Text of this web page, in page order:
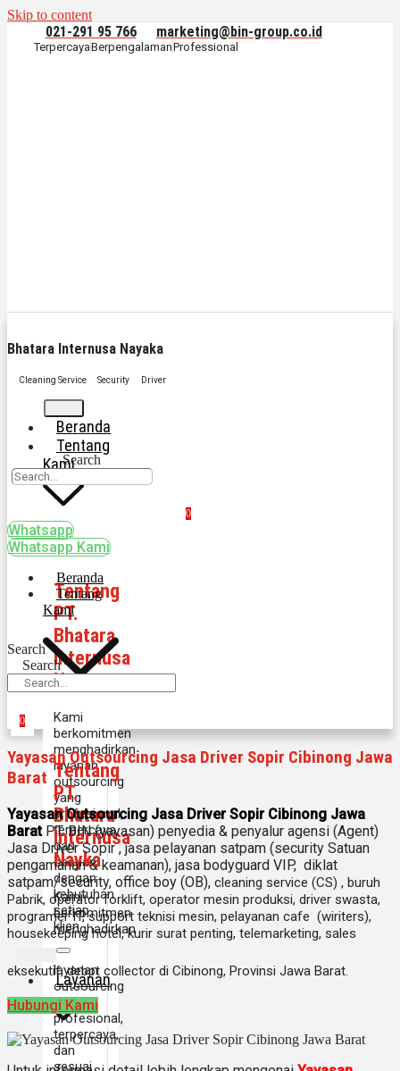
Skip to content
021-291 95 766 marketing@bin-group.co.id
TerpercayaBerpengalamanProfessional
Bhatara Internusa Nayaka
Cleaning Service Security Driver
Beranda
Tentang
Kami
Tentang
PT.
Bhatara
Internusa
Nayka
Kami
berkomitmen
menghadirkan
layanan
outsourcing
yang
profesional,
terpercaya,
dan
sesuai
dengan
kebutuhan
setiap
klien.
Layanan
Search
0
Whatsapp
Whatsapp Kami
Beranda
Tentang
Kami
Tentang
PT.
Bhatara
Internusa
Nayka
Kami
berkomitmen
menghadirkan
layanan
outsourcing
yang
profesional,
terpercaya,
dan
sesuai
Search
Search
0
Yayasan Outsourcing Jasa Driver Sopir Cibinong Jawa
Barat
Yayasan Outsourcing Jasa Driver Sopir Cibinong Jawa
BaratPT. BIN (yayasan) penyedia & penyalur agensi (Agent)
Jasa Driver Sopir , jasa pelayanan satpam (security Satuan
pengamanan & keamanan), jasa bodyguard VIP, diklat
satpam/security, office boy (OB), cleaning service (CS) , buruh
Pabrik, operator forklift, operator mesin produksi, driver swasta,
programer IT, support teknisi mesin, pelayanan cafe (wiriters),
housekeeping hotel, kurir surat penting, telemarketing, sales
eksekutif, debpt collector di Cibinong, Provinsi Jawa Barat.
Hubungi Kami